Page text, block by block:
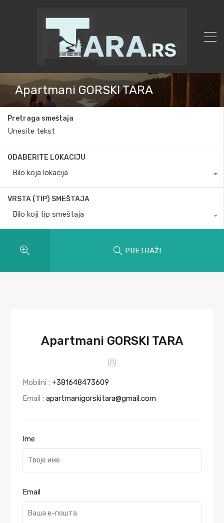
Apartmani GORSKI TARA
Pretraga smeštaja
ODABERITE LOKACIJU
Bilo koja lokacija
VRSTA (TIP) SMEŠTAJA
Bilo koji tip smeštaja
PRETRAŽI
Apartmani GORSKI TARA
Mobilni : +381648473609
Email : apartmanigorskitara@gmail.com
Ime
Email